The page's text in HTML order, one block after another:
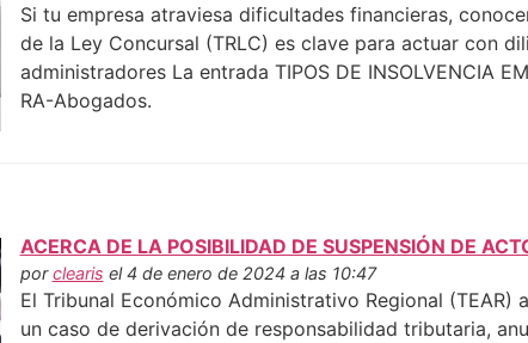
Si tu empresa atraviesa dificultades financieras,
de la Ley Concursal (TRLC) es clave para actuar con
administradores La entrada TIPOS DE INSOLVENCIA
RA-Abogados.
ACERCA DE LA POSIBILIDAD DE SUSPENSIÓN DE
porclearis el 4 de enero de 2024 a las 10:47
El Tribunal Económico Administrativo Regional (TEAR)
un caso de derivación de responsabilidad tributaria,